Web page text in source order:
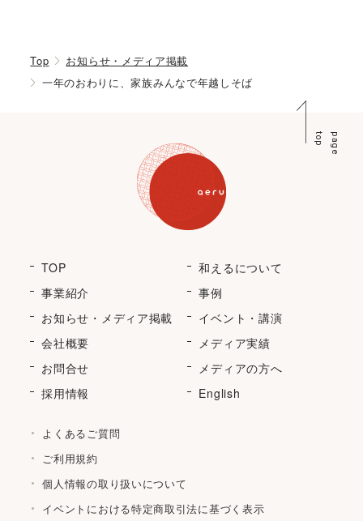
Top
お知らせ・メディア掲載
一年のおわりに、家族みんなで年越しそば
p
a
g
e
t
o
p
TOP
和えるについて
事業紹介
事例
お知らせ・メディア掲載
イベント・講演
会社概要
メディア実績
お問合せ
メディアの方へ
採用情報
English
よくあるご質問
ご利用規約
個人情報の取り扱いについて
イベントにおける特定商取引法に基づく表示